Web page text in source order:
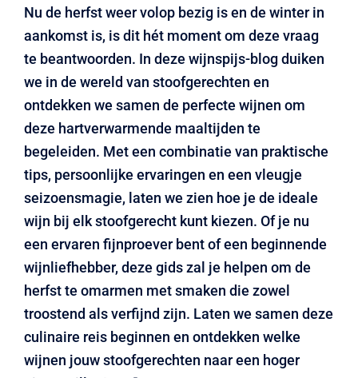
Nu de herfst weer volop bezig is en de winter in
aankomst is, is dit hét moment om deze vraag
te beantwoorden. In deze wijnspijs-blog duiken
we in de wereld van stoofgerechten en
ontdekken we samen de perfecte wijnen om
deze hartverwarmende maaltijden te
begeleiden. Met een combinatie van praktische
tips, persoonlijke ervaringen en een vleugje
seizoensmagie, laten we zien hoe je de ideale
wijn bij elk stoofgerecht kunt kiezen. Of je nu
een ervaren fijnproever bent of een beginnende
wijnliefhebber, deze gids zal je helpen om de
herfst te omarmen met smaken die zowel
troostend als verfijnd zijn. Laten we samen deze
culinaire reis beginnen en ontdekken welke
wijnen jouw stoofgerechten naar een hoger